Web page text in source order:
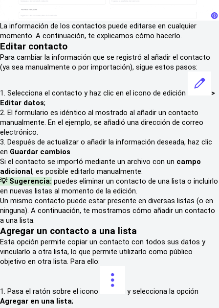
La información de los contactos puede editarse en cualquier
momento. A continuación, te explicamos cómo hacerlo.
Editar contacto
Para cambiar la información que se registró al añadir el contacto
(ya sea manualmente o por importación), sigue estos pasos:
1. Selecciona el contacto y haz clic en el icono de edición
>
Editar datos;
2. El formulario es idéntico al mostrado al añadir un contacto
manualmente. En el ejemplo, se añadió una dirección de correo
electrónico.
3. Después de actualizar o añadir la información deseada, haz clic
en Guardar cambios.
Si el contacto se importó mediante un archivo con un campo
adicional , es posible editarlo manualmente.
💡 Sugerencia: puedes eliminar un contacto de una lista o incluirlo
en nuevas listas al momento de la edición.
Un mismo contacto puede estar presente en diversas listas (o en
ninguna). A continuación, te mostramos cómo añadir un contacto
a una lista.
Agregar un contacto a una lista
Esta opción permite copiar un contacto con todos sus datos y
vincularlo a otra lista, lo que permite utilizarlo como público
objetivo en otra lista. Para ello:
1. Pasa el ratón sobre el icono
y selecciona la opción
Agregar en una lista;